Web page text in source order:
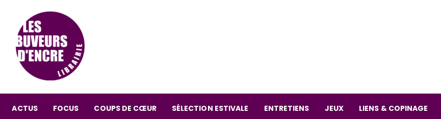
ACTUS FOCUS COUPS DE CŒUR SÉLECTION ESTIVALE ENTRETIENS JEUX LIENS & COPINAGE